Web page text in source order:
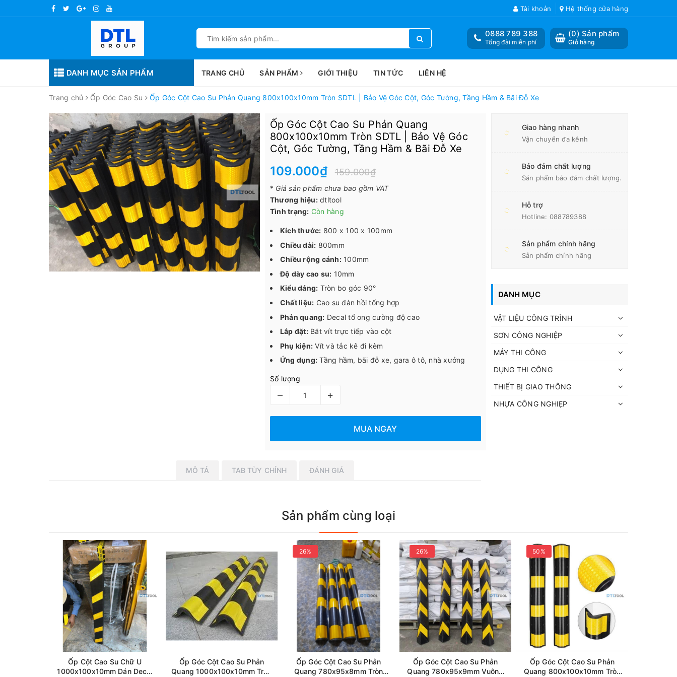
Tài khoản Hệ thống cửa hàng
(0) Sản phẩm
Giỏ hàng
0888 789 388
Tổng đài miễn phí
DANH MỤC SẢN PHẨM TRANG CHỦ SẢN PHẨM GIỚI THIỆU TIN TỨC LIÊN HỆ
Trang chủ Ốp Góc Cao Su Ốp Góc Cột Cao Su Phản Quang 800x100x10mm Tròn SDTL | Bảo Vệ Góc Cột, Góc Tường, Tầng Hầm & Bãi Đỗ Xe
Ốp Góc Cột Cao Su Phản Quang
800x100x10mm Tròn SDTL | Bảo Vệ Góc
Cột, Góc Tường, Tầng Hầm & Bãi Đỗ Xe
109.000₫ 159.000₫
* Giá sản phẩm chưa bao gồm VAT
Thương hiệu: dtltool
Tình trạng: Còn hàng
Kích thước: 800 x 100 x 100mm
Chiều dài: 800mm
Chiều rộng cánh:100mm
Độ dày cao su: 10mm
Kiểu dáng: Tròn bo góc 90°
Chất liệu: Cao su đàn hồi tổng hợp
Phản quang: Decal tổ ong cường độ cao
Lắp đặt:Bắt vít trực tiếp vào cột
Phụ kiện: Vít và tắc kê đi kèm
Ứng dụng: Tầng hầm, bãi đỗ xe, gara ô tô, nhà xưởng
Số lượng
– +
MUA NGAY
MÔ TẢ TAB TÙY CHỈNH ĐÁNH GIÁ
Giao hàng nhanh
Vận chuyển đa kênh
Bảo đảm chất lượng
Sản phẩm bảo đảm chất lượng.
Hỗ trợ
Hotline: 088789388
Sản phẩm chính hãng
Sản phẩm chính hãng
DANH MỤC
VẬT LIỆU CÔNG TRÌNH
SƠN CÔNG NGHIỆP
MÁY THI CÔNG
DỤNG THI CÔNG
THIẾT BỊ GIAO THÔNG
NHỰA CÔNG NGHIẸP
Sản phẩm cùng loại
Ốp Cột Cao Su Chữ U
1000x100x10mm Dán Decal
Ốp Góc Cột Cao Su Phản
Quang 1000x100x10mm Tròn
26%
Ốp Góc Cột Cao Su Phản
Quang 780x95x8mm Tròn
26%
Ốp Góc Cột Cao Su Phản
Quang 780x95x9mm Vuông
50%
Ốp Góc Cột Cao Su Phản
Quang 800x100x10mm Tròn